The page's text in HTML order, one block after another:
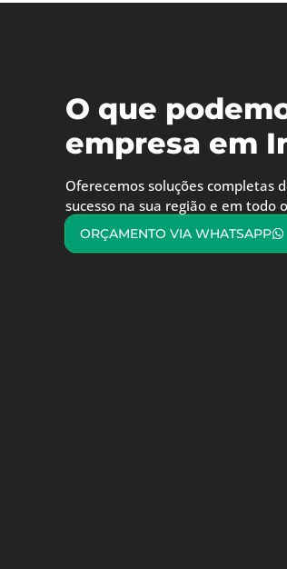
O que
empresa em
Oferecemos soluções completas
sucesso na sua região e em todo
ORÇAMENTO VIA WHATSAPP